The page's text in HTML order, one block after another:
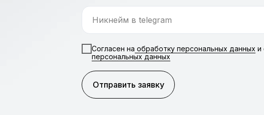
Согласен на обработку персональных данных и
персональных данных
Отправить заявку